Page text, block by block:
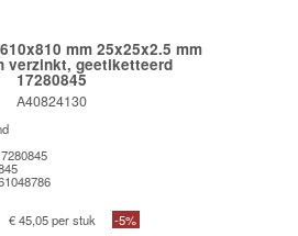
mm 25x25x2.5 mm
verzinkt, geetiketteerd
17280845
A40824130
€ 45,05 per stuk -5%